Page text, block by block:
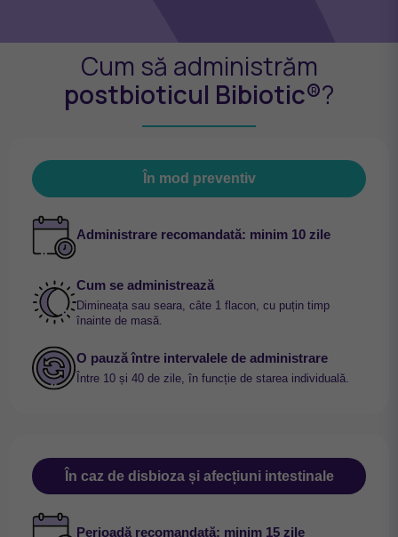
Cum să administrăm
postbioticul Bibiotic®?
În mod preventiv
Administrare recomandată: minim 10 zile
Cum se administrează
Dimineața sau seara, câte 1 flacon, cu puțin timp
înainte de masă.
O pauză între intervalele de administrare
Între 10 și 40 de zile, în funcție de starea individuală.
În caz de disbioza și afecțiuni intestinale
Perioadă recomandată: minim 15 zile